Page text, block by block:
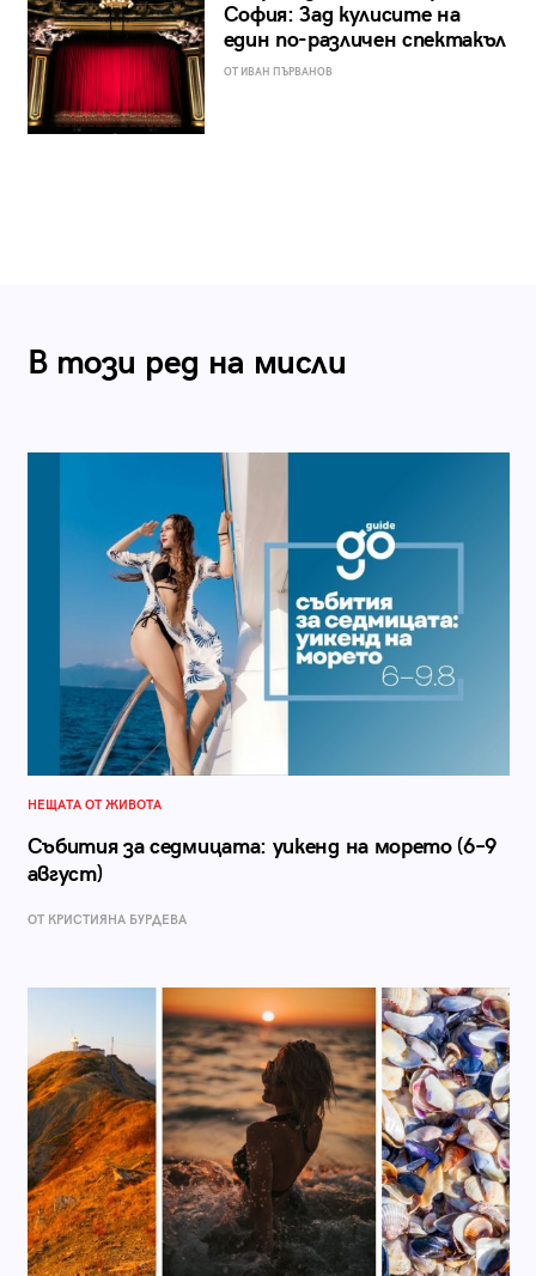
София: Зад кулисите на
един по-различен спектакъл
ОТ ИВАН ПЪРВАНОВ
В този ред на мисли
НЕЩАТА ОТ ЖИВОТА
Събития за седмицата: уикенд на морето (6–9
август)
ОТ КРИСТИЯНА БУРДЕВА